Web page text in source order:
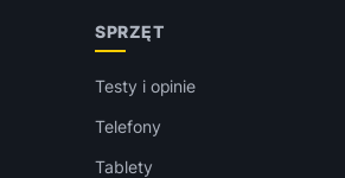
SPRZĘT
Testy i opinie
Telefony
Tablety